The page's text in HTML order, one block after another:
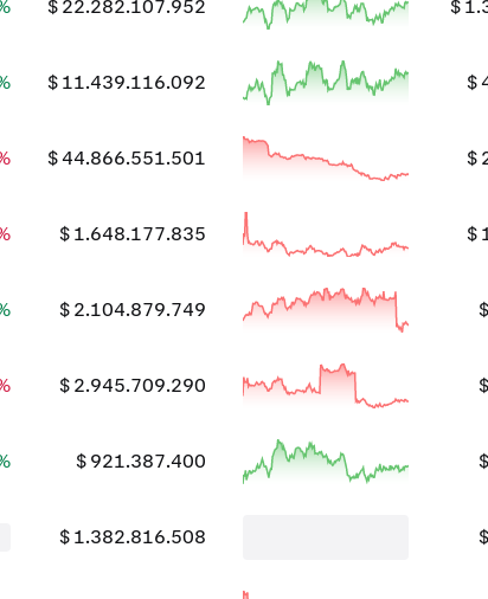
$ 22.282.107.952 $
$ 11.439.116.092 $
$ 44.866.551.501 $
$ 1.648.177.835 $
$ 2.104.879.749
$ 2.945.709.290
$ 921.387.400
$ 1.382.816.508